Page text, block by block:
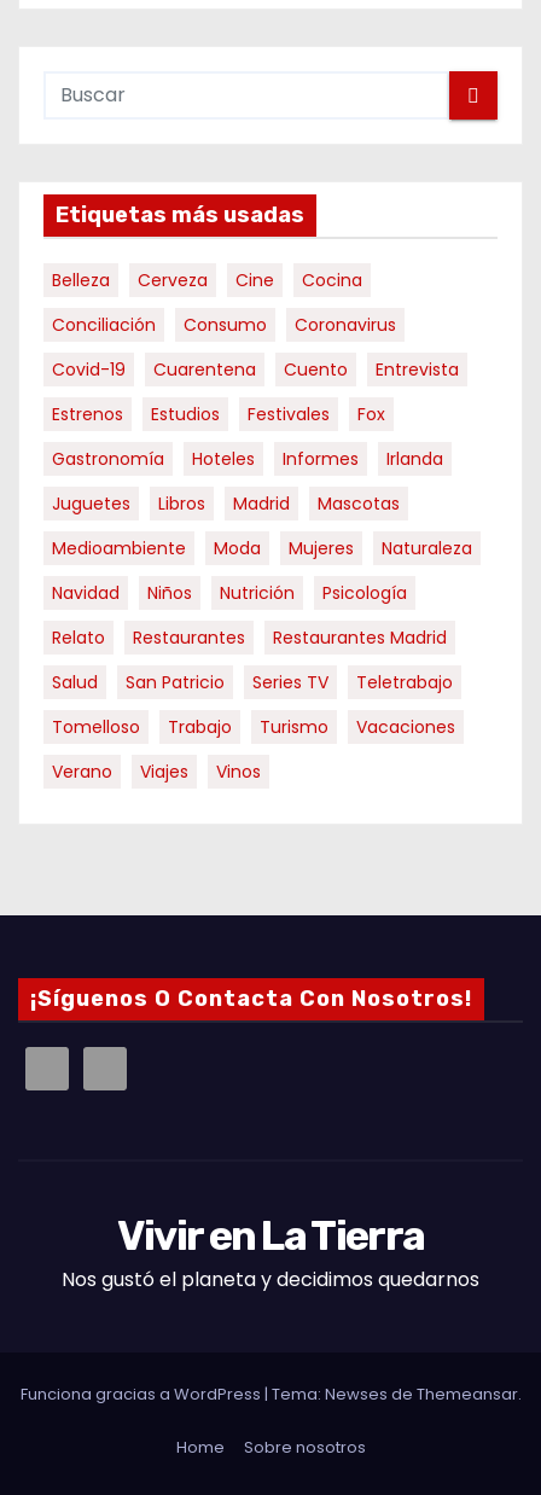
a
i
ó
n
d
e
e
n
t
r
d
Etiquetas más usadas
Belleza Cerveza Cine
Cocina
Conciliación
Consumo
Coronavirus
Covid-19
Cuarentena Cuento
Entrevista
Estrenos
Estudios Festivales
Fox
Gastronomía
Hoteles Informes
Irlanda
Juguetes
Libros Madrid
Mascotas
Medioambiente
Moda Mujeres
Naturaleza
Navidad
Niños Nutrición
Psicología
Relato
Restaurantes
Restaurantes Madrid
Salud
San Patricio Series TV
Teletrabajo
Tomelloso
Trabajo Turismo
Vacaciones
Verano
Viajes Vinos
¡Síguenos O Contacta Con Nosotros!
Vivir en La Tierra
Nos gustó el planeta y decidimos quedarnos
Funciona gracias a WordPress | Tema: Newses de Themeansar.
Home Sobre nosotros